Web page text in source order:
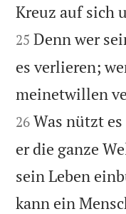
Kreuz auf sich
25 Denn wer
es verlieren;
meinetwillen
26 Was nützt
er die ganze
sein Leben
kann ein